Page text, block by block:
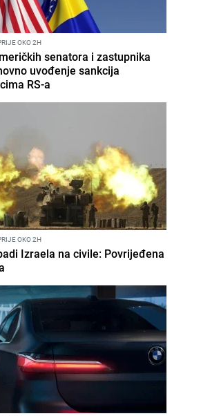
OKO 2H
senatora i zastupnika
uvođenje sankcija
RS-a
OKO 2H
Izraela na civile: Povrijeđena